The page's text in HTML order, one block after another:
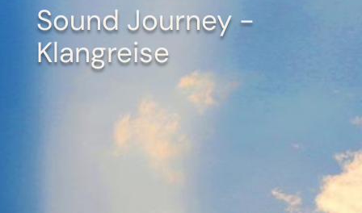
Sound Journey -
Klangreise